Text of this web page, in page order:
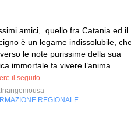
amici, quello fra Catania ed il
è un legame indissolubile,
le note purissime della sua
immortale fa vivere l’anima...
il seguito
REGIONALE